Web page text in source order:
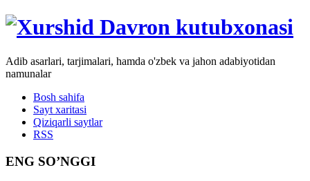
Adib asarlari, tarjimalari, hamda o'zbek va jahon adabiyotidan
namunalar
Bosh sahifa
Sayt xaritasi
Qiziqarli saytlar
RSS
ENG SO’NGGI